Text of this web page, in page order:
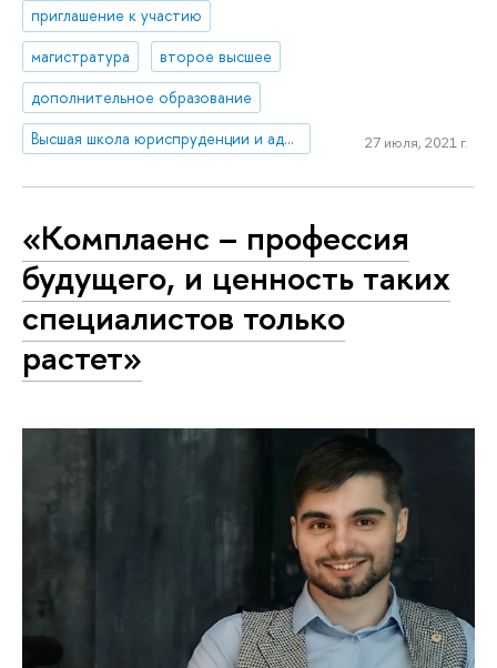
приглашение к участию
магистратура
второе высшее
дополнительное образование
Высшая школа юриспруденции и администрирования
27 июля, 2021 г.
«Комплаенс – профессия
будущего, и ценность таких
специалистов только
растет»